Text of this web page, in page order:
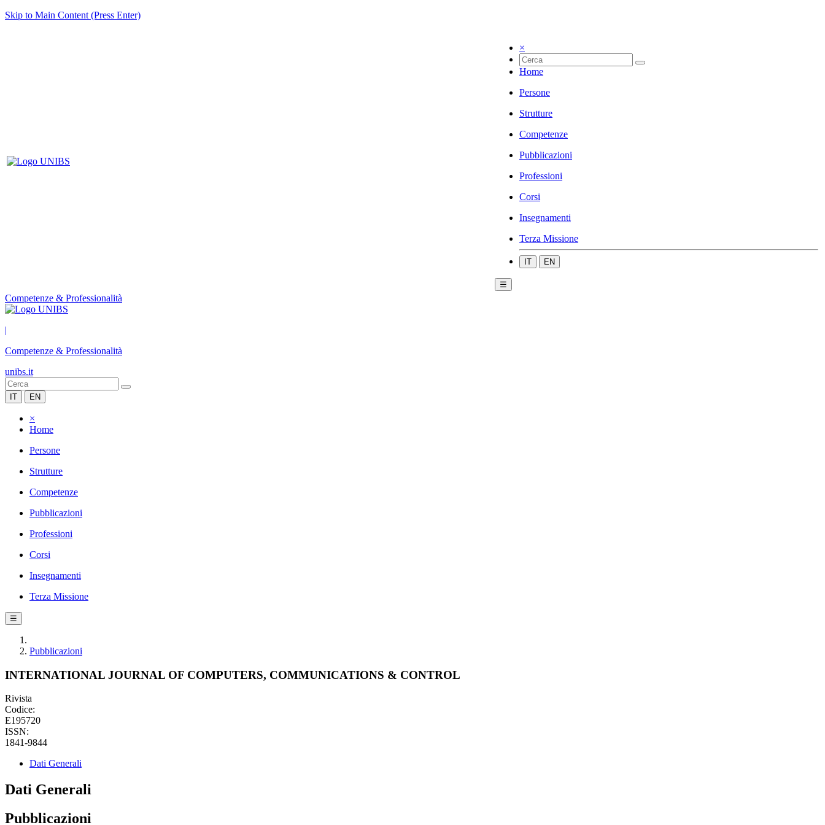
Skip to Main Content (Press Enter)
×
Home
Persone
Strutture
Competenze
Pubblicazioni
Professioni
Corsi
Insegnamenti
Terza Missione
IT EN
☰
Competenze & Professionalità
|
Competenze & Professionalità
unibs.it
IT EN
×
Home
Persone
Strutture
Competenze
Pubblicazioni
Professioni
Corsi
Insegnamenti
Terza Missione
☰
Pubblicazioni
INTERNATIONAL JOURNAL OF COMPUTERS, COMMUNICATIONS & CONTROL
Rivista
Codice:
E195720
ISSN:
1841-9844
Dati Generali
Dati Generali
Pubblicazioni